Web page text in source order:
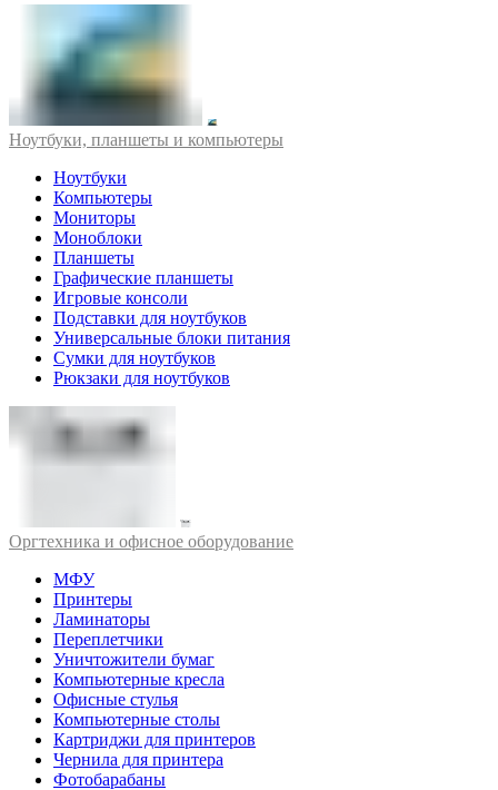
Ноутбуки, планшеты и компьютеры
Ноутбуки
Компьютеры
Мониторы
Моноблоки
Планшеты
Графические планшеты
Игровые консоли
Подставки для ноутбуков
Универсальные блоки питания
Сумки для ноутбуков
Рюкзаки для ноутбуков
Оргтехника и офисное оборудование
МФУ
Принтеры
Ламинаторы
Переплетчики
Уничтожители бумаг
Компьютерные кресла
Офисные стулья
Компьютерные столы
Картриджи для принтеров
Чернила для принтера
Фотобарабаны